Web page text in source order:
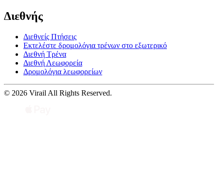
Διεθνής
Διεθνείς Πτήσεις
Εκτελέστε δρομολόγια τρένων στο εξωτερικό
Διεθνή Τρένα
Διεθνή Λεωφορεία
Δρομολόγια λεωφορείων
© 2026 Virail All Rights Reserved.